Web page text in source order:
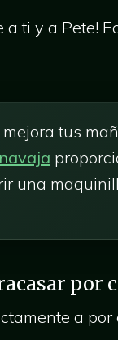
ti y a Pete!
tus
una
por
a por